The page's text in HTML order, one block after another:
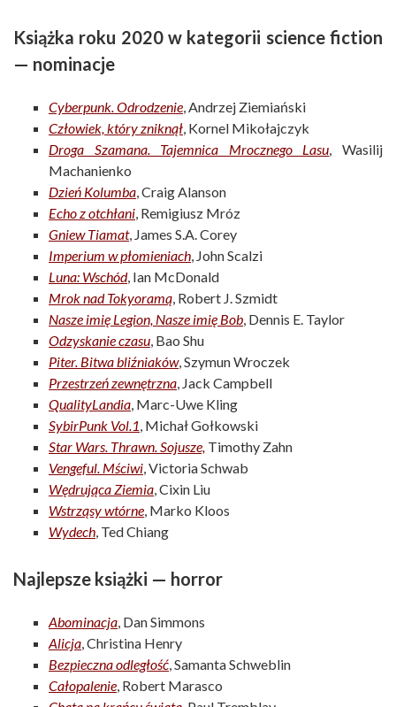
Książka roku 2020 w kategorii science fiction
— nominacje
Cyberpunk. Odrodzenie, Andrzej Ziemiański
Człowiek, który zniknął, Kornel Mikołajczyk
Droga Szamana. Tajemnica Mrocznego Lasu, Wasilij
Machanienko
Dzień Kolumba, Craig Alanson
Echo z otchłani, Remigiusz Mróz
Gniew Tiamat, James S.A. Corey
Imperium w płomieniach, John Scalzi
Luna: Wschód, Ian McDonald
Mrok nad Tokyoramą, Robert J. Szmidt
Nasze imię Legion, Nasze imię Bob, Dennis E. Taylor
Odzyskanie czasu, Bao Shu
Piter. Bitwa bliźniaków, Szymun Wroczek
Przestrzeń zewnętrzna, Jack Campbell
QualityLandia, Marc-Uwe Kling
SybirPunk Vol.1, Michał Gołkowski
Star Wars. Thrawn. Sojusze, Timothy Zahn
Vengeful. Mściwi, Victoria Schwab
Wędrująca Ziemia, Cixin Liu
Wstrząsy wtórne, Marko Kloos
Wydech, Ted Chiang
Najlepsze książki — horror
Abominacja, Dan Simmons
Alicja, Christina Henry
Bezpieczna odległość, Samanta Schweblin
Całopalenie, Robert Marasco